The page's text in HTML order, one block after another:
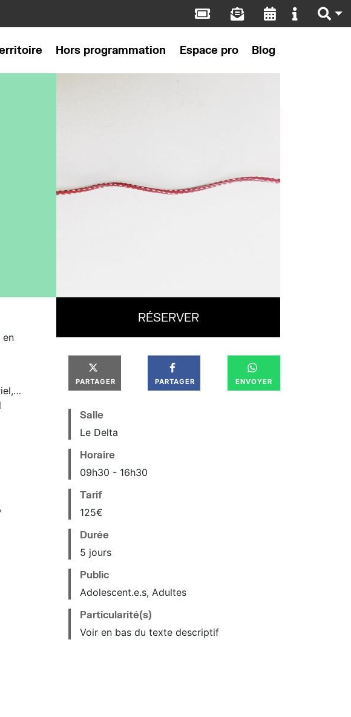
Hors programmation Espace pro Blog
en
RÉSERVER
PARTAGER PARTAGER ENVOYER
Salle
Le Delta
Horaire
09h30 16h30
Tarif
125€
Durée
5 jours
Public
Adolescent.e.s, Adultes
Particularité(s)
Voir en bas du texte descriptif